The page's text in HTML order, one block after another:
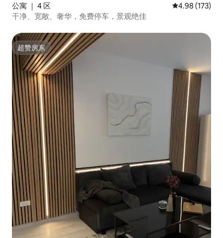
公寓 ｜ 4 区 平均评分 4.98
4.98 (173)
干净、宽敞、奢华，免费停车，景观绝佳
超赞房东
超赞房东